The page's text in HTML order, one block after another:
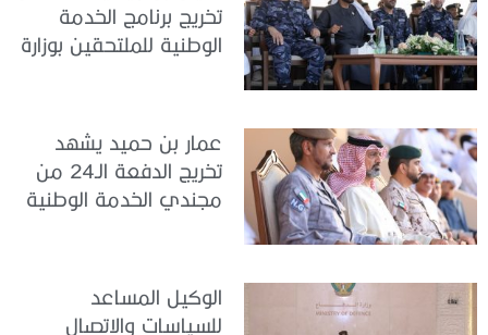
تخريج برنامج الخدمة
الوطنية للملتحقين بوزارة
عمار بن حميد يشهد
تخريج الدفعة الـ24 من
مجندي الخدمة الوطنية
الوكيل المساعد
للسياسات والاتصال